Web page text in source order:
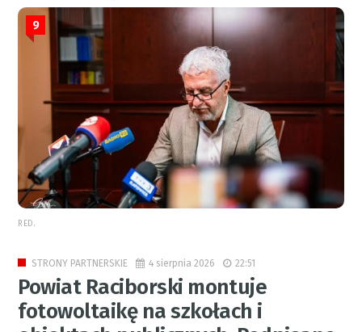
9
RED.
STRONY PARTNERSKIE 4 sierpnia 2026 22:51
Powiat Raciborski montuje
fotowoltaikę na szkołach i